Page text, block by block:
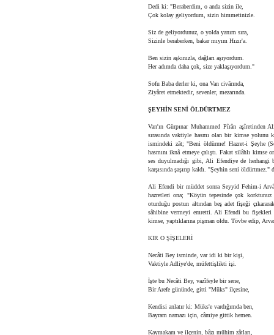
Dedi ki: "Beraberdim, o anda sizin ile,
Çok kolay geliyordum, sizin himmetinizle.
Siz de geliyordunuz, o yolda yanım sıra,
Sizinle beraberken, bakar mıyım Hızır'a.
Ben sizin aşkınızla, dağları aşıyordum.
Her adımda daha çok, size yaklaşıyordum."
Sofu Baba derler ki, ona Van civârında,
Ziyâret etmektedir, sevenler, mezarında.
ŞEYHİN SENİ ÖLDÜRTMEZ
Van'ın Gürpınar Muhammed Pîrân
sırasında vaktiyle hasmı olan bir kimse yolunu
ismindeki zât; "Beni öldürme! Hazret-i Şeyhe
hasmını iknâ etmeye çalıştı. Fakat silâhlı kimse
ses duyulmadığı gibi, Ali Efendiye de
karşısında şaşırıp kaldı. "Şeyhin seni öldürtmez."
Ali Efendi bir müddet sonra Seyyid Fehim-i
hazretleri ona; "Köyün tepesinde çok
oturduğu postun altından beş adet fişeği
sâhibine vermeyi emretti. Ali Efendi bu fişekleri
kimse, yaptıklarına pişman oldu. Tövbe edip,
KIR O ŞİŞELERİ
Necâti Bey isminde, var idi ki bir kişi,
Vaktiyle Adliye'de, müfettişlikti işi.
İşte bu Necâti Bey, vazîfeyle bir sene,
Bir Arefe gününde, gitti "Müks" ilçesine,
Kendisi anlatır ki: Müks'e vardığımda ben,
Bayram namazı için, câmiye gittik hemen.
Kaymakam ve ilçenin, bâzı mühim zâtları,